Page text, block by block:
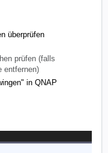
überprüfen
prüfen (falls
entfernen)
in QNAP